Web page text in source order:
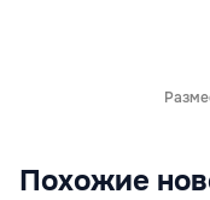
Похожие